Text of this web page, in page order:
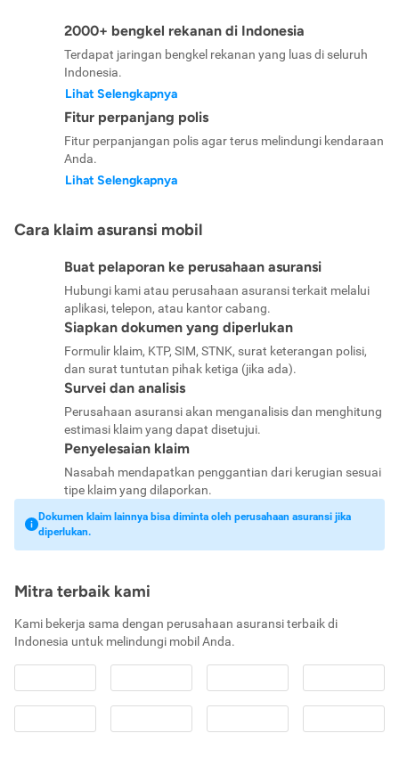
2000+ bengkel rekanan di Indonesia
Terdapat jaringan bengkel rekanan yang luas di seluruh
Indonesia.
Lihat Selengkapnya
Fitur perpanjang polis
Fitur perpanjangan polis agar terus melindungi kendaraan
Anda.
Lihat Selengkapnya
Cara klaim asuransi mobil
Buat pelaporan ke perusahaan asuransi
Hubungi kami atau perusahaan asuransi terkait melalui
aplikasi, telepon, atau kantor cabang.
Siapkan dokumen yang diperlukan
Formulir klaim, KTP, SIM, STNK, surat keterangan polisi,
dan surat tuntutan pihak ketiga (jika ada).
Survei dan analisis
Perusahaan asuransi akan menganalisis dan menghitung
estimasi klaim yang dapat disetujui.
Penyelesaian klaim
Nasabah mendapatkan penggantian dari kerugian sesuai
tipe klaim yang dilaporkan.
Dokumen klaim lainnya bisa diminta oleh perusahaan asuransi jika
diperlukan.
Mitra terbaik kami
Kami bekerja sama dengan perusahaan asuransi terbaik di
Indonesia untuk melindungi mobil Anda.